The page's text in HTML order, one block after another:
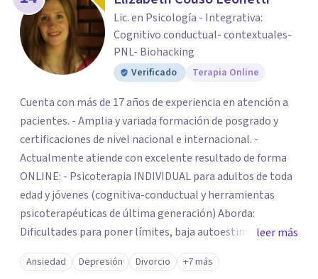
Lic. en Psicología - Integrativa:
Cognitivo conductual- contextuales-
PNL- Biohacking
Verificado Terapia Online
Cuenta con más de 17 años de experiencia en atención a
pacientes. - Amplia y variada formación de posgrado y
certificaciones de nivel nacional e internacional. -
Actualmente atiende con excelente resultado de forma
ONLINE: - Psicoterapia INDIVIDUAL para adultos de toda
edad y jóvenes (cognitiva-conductual y herramientas
psicoterapéuticas de última generación) Aborda:
Dificultades para poner límites, baja autoestima,
problemas vinculares, temores, dificultades para
comunicar asertivamente, estrés, proclastinación, crisis
leer más
Ansiedad Depresión Divorcio +7 más